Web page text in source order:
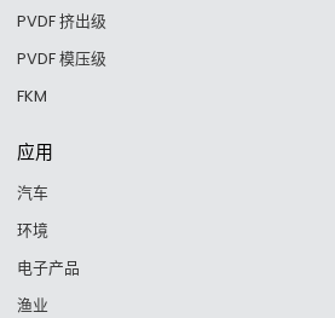
PVDF 挤出级
PVDF 模压级
FKM
应用
汽车
环境
电子产品
渔业